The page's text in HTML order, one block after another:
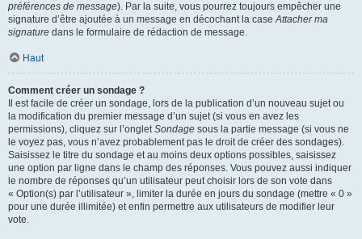
préférences de message). Par la suite, vous pourrez toujours empêcher une
signature d’être ajoutée à un message en décochant la caseAttacher ma
signature dans le formulaire de rédaction de message.
Haut
Comment créer un sondage ?
Il est facile de créer un sondage, lors de la publication d’un nouveau sujet ou
la modification du premier message d’un sujet (si vous en avez les
permissions), cliquez sur l’ongletSondage sous la partie message (si vous ne
le voyez pas, vous n’avez probablement pas le droit de créer des sondages).
Saisissez le titre du sondage et au moins deux options possibles, saisissez
une option par ligne dans le champ des réponses. Vous pouvez aussi indiquer
le nombre de réponses qu’un utilisateur peut choisir lors de son vote dans
« Option(s) par l’utilisateur », limiter la durée en jours du sondage (mettre « 0 »
pour une durée illimitée) et enfin permettre aux utilisateurs de modifier leur
vote.